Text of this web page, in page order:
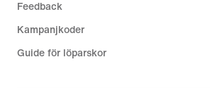
Feedback
Kampanjkoder
Guide för löparskor